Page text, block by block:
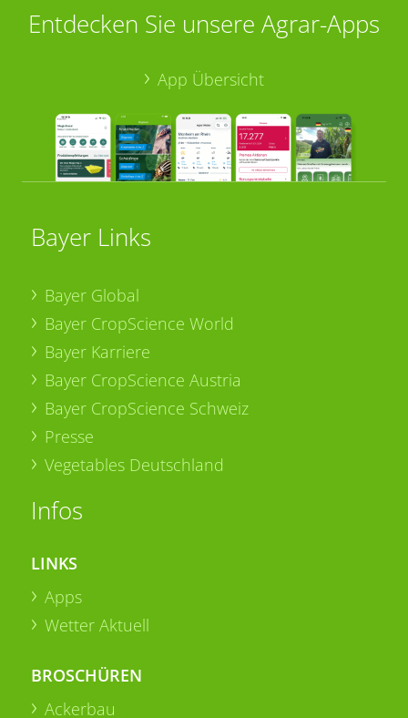
Entdecken Sie unsere Agrar-Apps
App Übersicht
Bayer Links
Bayer Global
Bayer CropScience World
Bayer Karriere
Bayer CropScience Austria
Bayer CropScience Schweiz
Presse
Vegetables Deutschland
Infos
LINKS
Apps
Wetter Aktuell
BROSCHÜREN
Ackerbau